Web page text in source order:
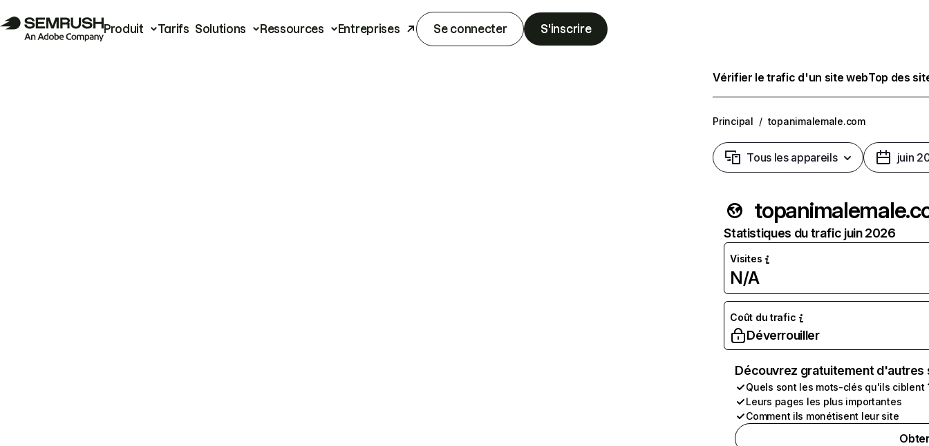
Produit Tarifs Solutions Ressources Entreprises Se connecter S'inscrire
Vérifier le trafic d'un site webTop des
Principal / topanimalemale.com
Tous les appareils juin
Statistiques du trafic juin 2026
Visites
N/A
Coût du trafic
Déverrouiller
Découvrez gratuitement
Quels sont les mots-clés qu'ils ciblent
Leurs pages les plus importantes
Comment ils monétisent leur site